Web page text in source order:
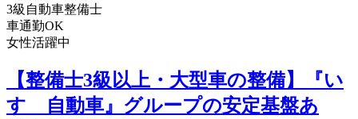
3級自動車整備士
車通勤OK
女性活躍中
【整備士3級以上・大型車の整備】『い
すゞ自動車』グループの安定基盤あ